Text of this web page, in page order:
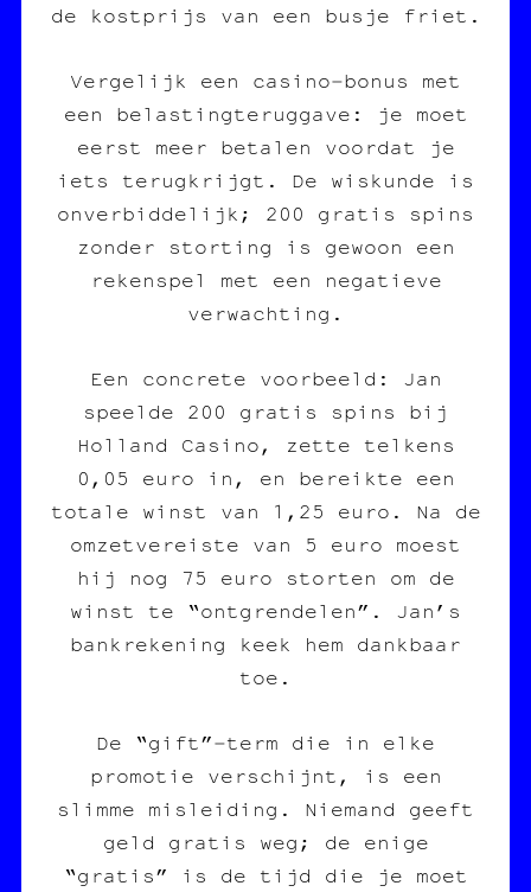
de kostprijs van een busje friet.
Vergelijk een casino‑bonus met
een belastingteruggave: je moet
eerst meer betalen voordat je
iets terugkrijgt. De wiskunde is
onverbiddelijk; 200 gratis spins
zonder storting is gewoon een
rekenspel met een negatieve
verwachting.
Een concrete voorbeeld: Jan
speelde 200 gratis spins bij
Holland Casino, zette telkens
0,05 euro in, en bereikte een
totale winst van 1,25 euro. Na de
omzetvereiste van 5 euro moest
hij nog 75 euro storten om de
winst te “ontgrendelen”. Jan’s
bankrekening keek hem dankbaar
toe.
De “gift”‑term die in elke
promotie verschijnt, is een
slimme misleiding. Niemand geeft
geld gratis weg; de enige
“gratis” is de tijd die je moet